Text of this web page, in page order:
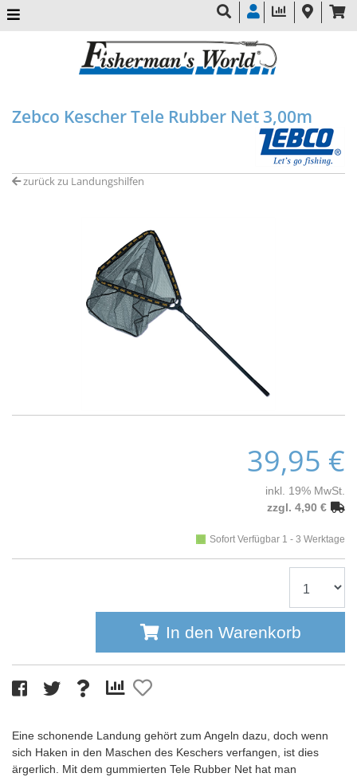
Zebco Kescher Tele Rubber Net 3,00m
zurück zu Landungshilfen
39,95 €
inkl. 19% MwSt.
zzgl. 4,90 €
Sofort Verfügbar 1 - 3 Werktage
In den Warenkorb
Eine schonende Landung gehört zum Angeln dazu, doch wenn
sich Haken in den Maschen des Keschers verfangen, ist dies
ärgerlich. Mit dem gummierten Tele Rubber Net hat man